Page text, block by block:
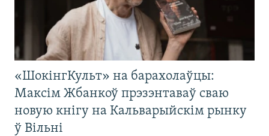
«ШокінгКульт» на барахолаўцы:
Максім Жбанкоў прэзэнтаваў сваю
новую кнігу на Кальварыйскім рынку
ў Вільні